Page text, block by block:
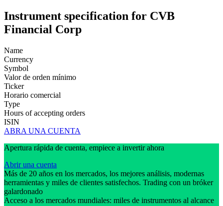
Instrument specification for CVB
Financial Corp
Name
Currency
Symbol
Valor de orden mínimo
Ticker
Horario comercial
Type
Hours of accepting orders
ISIN
ABRA UNA CUENTA
Apertura rápida de cuenta, empiece a invertir ahora
Abrir una cuenta
Más de 20 años en los mercados, los mejores análisis, modernas
herramientas y miles de clientes satisfechos. Trading con un bróker
galardonado
Acceso a los mercados mundiales: miles de instrumentos al alcance